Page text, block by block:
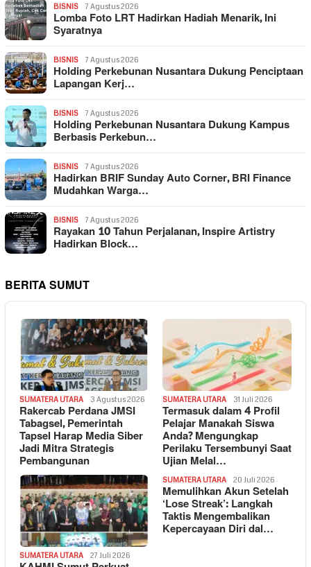
BISNIS 7 Agustus 2026
Lomba Foto LRT Hadirkan Hadiah Menarik, Ini
Syaratnya
BISNIS 7 Agustus 2026
Holding Perkebunan Nusantara Dukung Penciptaan
Lapangan Kerj…
BISNIS 7 Agustus 2026
Holding Perkebunan Nusantara Dukung Kampus
Berbasis Perkebun…
BISNIS 7 Agustus 2026
Hadirkan BRIF Sunday Auto Corner, BRI Finance
Mudahkan Warga…
BISNIS 7 Agustus 2026
Rayakan 10 Tahun Perjalanan, Inspire Artistry
Hadirkan Block…
BERITA SUMUT
SUMATERA UTARA 3 Agustus 2026
Rakercab Perdana JMSI
Tabagsel, Pemerintah
Tapsel Harap Media Siber
Jadi Mitra Strategis
Pembangunan
SUMATERA UTARA 31 Juli 2026
Termasuk dalam 4 Profil
Pelajar Manakah Siswa
Anda? Mengungkap
Perilaku Tersembunyi Saat
Ujian Melal…
SUMATERA UTARA 27 Juli 2026
SUMATERA UTARA 20 Juli 2026
Memulihkan Akun Setelah
‘Lose Streak’: Langkah
Taktis Mengembalikan
Kepercayaan Diri dal…